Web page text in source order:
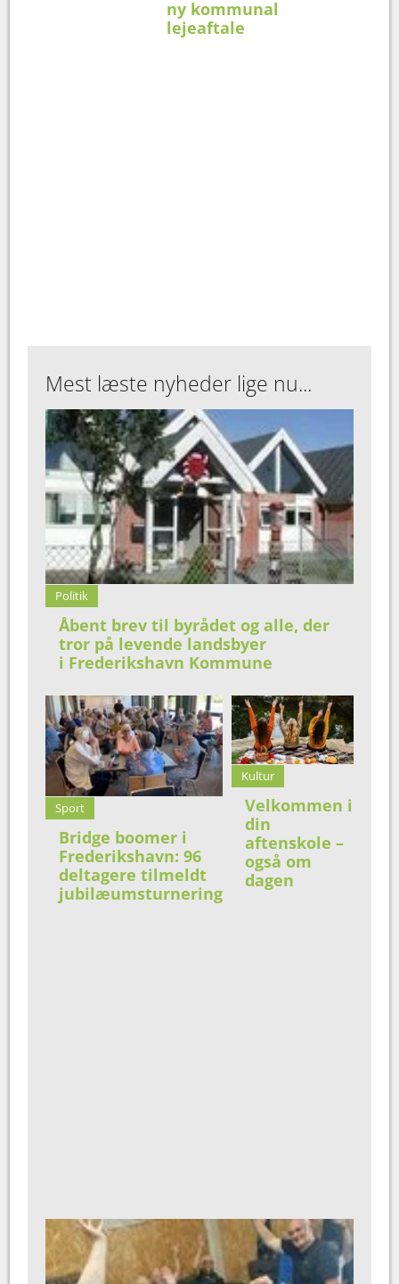
ny kommunal
lejeaftale
Mest læste nyheder lige nu...
Politik
Åbent brev til byrådet og alle, der
tror på levende landsbyer
i Frederikshavn Kommune
Sport
Bridge boomer i
Frederikshavn: 96
deltagere tilmeldt
jubilæumsturnering
Kultur
Velkommen i
din
aftenskole –
også om
dagen